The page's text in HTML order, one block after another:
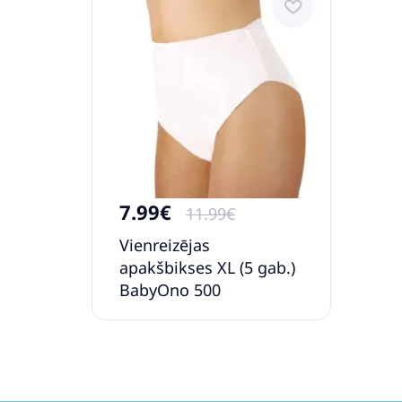
7.99€
11.99€
Vienreizējas
apakšbikses XL (5 gab.)
BabyOno 500